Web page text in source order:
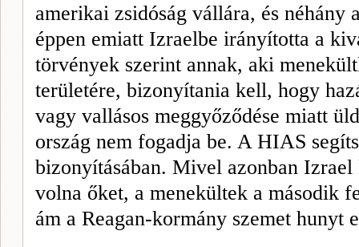
amerikai zsidóság vállára, és néhány
éppen emiatt Izrael­be irányította a
törvények szerint annak, aki
terüle­tére, bizonyítania kell, hogy
vagy vallásos meggyőződése miatt
ország nem fogadja be. A HIAS
bizonyításában. Mivel azonban Izrael
volna őket, a menekültek a második
ám a Reagan-kormány szemet hunyt